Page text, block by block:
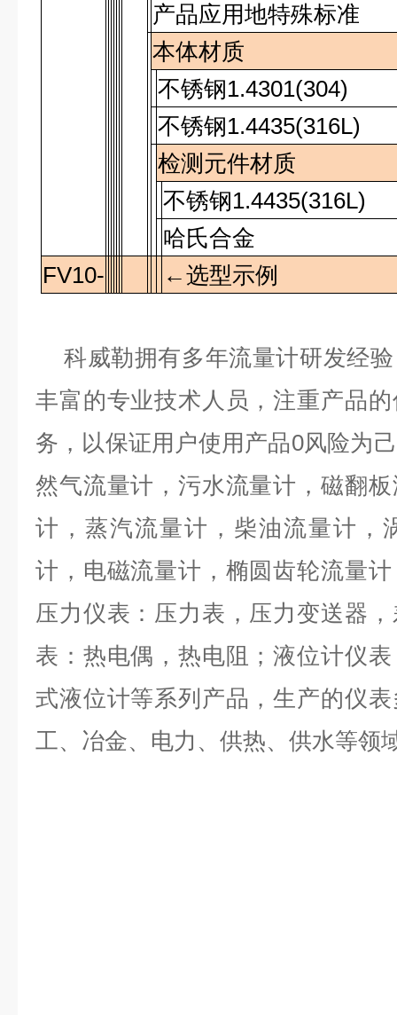
产品应用地特殊标准
本体材质
不锈钢1.4301(304)
不锈钢1.4435(316L)
检测元件材质
不锈钢1.4435(316L)
哈氏合金
FV10-
←选型示例
科威勒拥有多年流量计研发经验
丰富的专业技术人员，注重产品
务，以保证用户使用产品0风险为
然气流量计，污水流量计，磁翻
计，蒸汽流量计，柴油流量计，
计，电磁流量计，椭圆齿轮流量
压力仪表：压力表，压力变送器
表：热电偶，热电阻；液位计仪
式液位计等系列产品，生产的仪
工、冶金、电力、供热、供水等领